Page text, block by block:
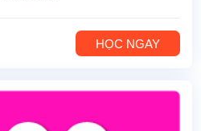
HỌC NGAY